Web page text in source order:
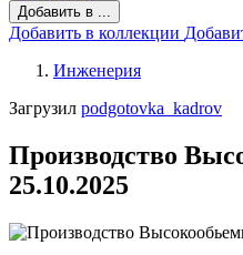
Добавить в ...
Добавить в коллекции
Инженерия
Загрузил podgotovka_kadrov
Производство
25.10.2025